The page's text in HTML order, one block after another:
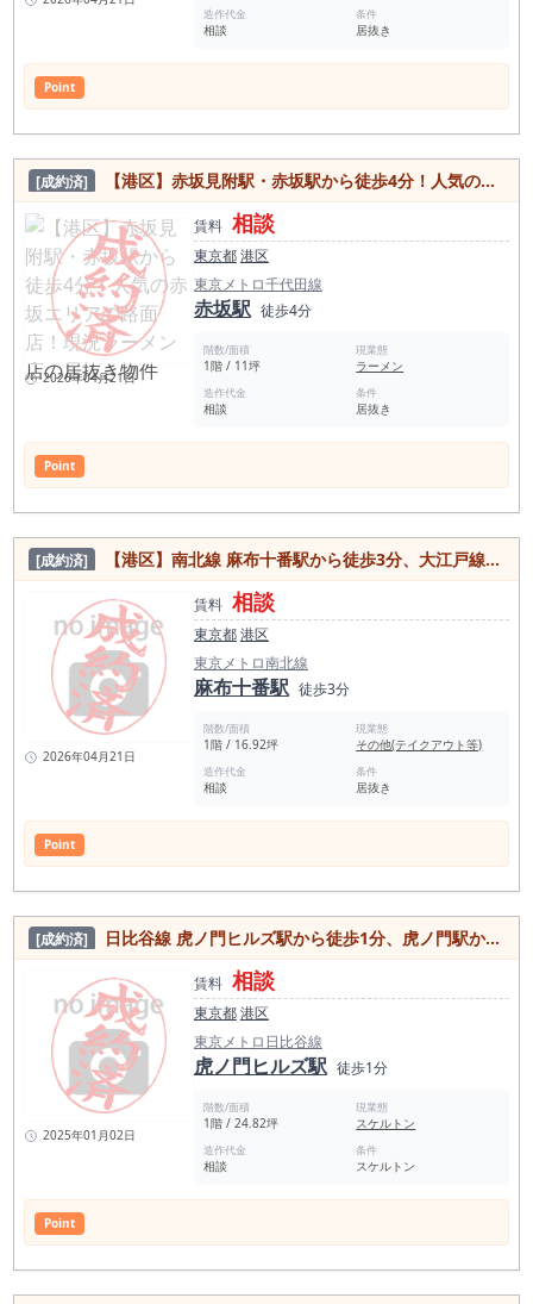
造作代金
相談
条件
居抜き
Point
[成約済] 【港区】赤坂見附駅・赤坂駅から徒歩4分！人気の赤坂エリアの路面店！現況ラーメン店の居抜き物件
2026年04月21日
賃料 相談
東京都港区
東京メトロ千代田線
赤坂駅 徒歩4分
階数/面積
1階 / 11坪
現業態
ラーメン
造作代金
相談
条件
居抜き
Point
[成約済] 【港区】南北線 麻布十番駅から徒歩3分、大江戸線からも徒歩5分！雑式通り沿い、人気の麻布十番エリア！現況シュークリーム店の居抜き店舗
2026年04月21日
賃料 相談
東京都港区
東京メトロ南北線
麻布十番駅 徒歩3分
階数/面積
1階 / 16.92坪
現業態
その他(テイクアウト等)
造作代金
相談
条件
居抜き
Point
[成約済] 日比谷線 虎ノ門ヒルズ駅から徒歩1分、虎ノ門駅からも徒歩4分！人気の虎ノ門ヒルズエリアのスケルトン物件
2025年01月02日
賃料 相談
東京都港区
東京メトロ日比谷線
虎ノ門ヒルズ駅 徒歩1分
階数/面積
1階 / 24.82坪
現業態
スケルトン
造作代金
相談
条件
スケルトン
Point